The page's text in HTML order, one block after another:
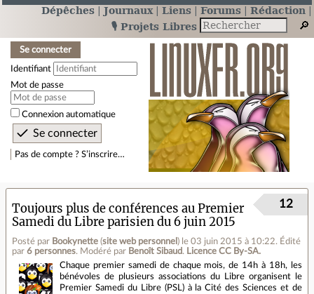
Dépêches Journaux Liens Forums
Rédaction
🎙️ Projets Libres
Se connecter
Identifiant
Mot de passe
Connexion automatique
Pas de compte ? S’inscrire…
Toujours plus de conférences au Premier
Samedi du Libre parisien du 6 juin 2015
Posté par Bookynette (site web personnel ) le 03 juin 2015 à 10:22. Édité
par 6 personnes. Modéré par Benoît Sibaud. Licence CC By‑SA.
12
Chaque premier samedi de chaque mois, de 14h à 18h, les
bénévoles de plusieurs associations du Libre organisent le
Premier Samedi du Libre (PSL) à la Cité des Sciences et de